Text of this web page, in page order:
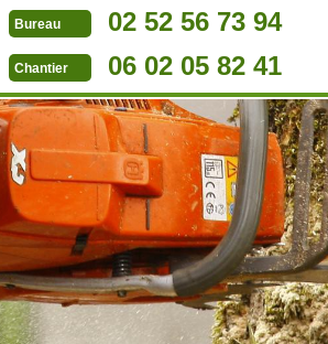
Bureau 02 52 56 73 94
Chantier 06 02 05 82 41